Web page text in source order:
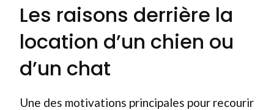
Les raisons derrière la
location d’un chien ou
d’un chat
Une des motivations principales pour recourir